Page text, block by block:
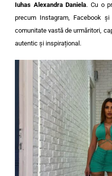
Iuhas Alexandra Daniela. Cu o
precum Instagram, Facebook
comunitate vastă de urmăritori,
autentic și inspirațional.